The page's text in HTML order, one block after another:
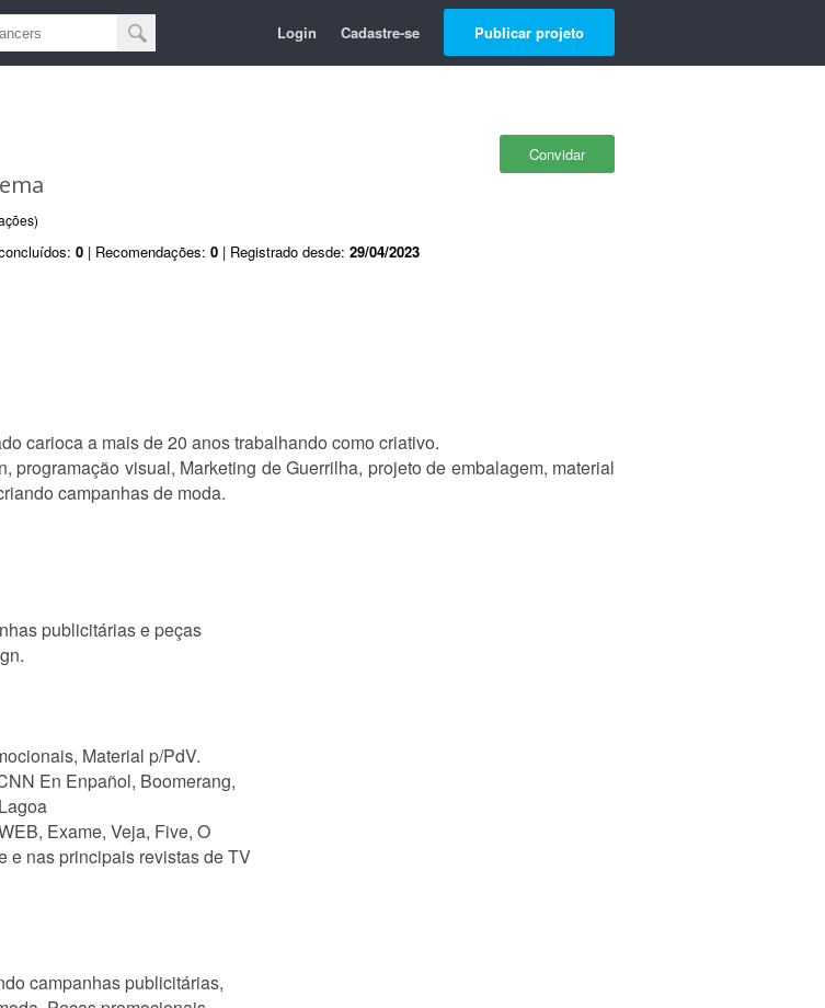
Login Cadastre-se Publicar projeto
Convidar
0 | Recomendações: 0 | Registrado desde: 29/04/2023
carioca a mais de 20 anos trabalhando como criativo.
visual, Marketing de Guerrilha, projeto de embalagem, material
campanhas de moda.
publicitárias e peças
Material p/PdV.
En Enpañol, Boomerang,
Exame, Veja, Five, O
e nas principais revistas de TV
campanhas publicitárias,